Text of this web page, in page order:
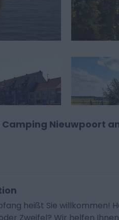
Nieuwpoort
heißt Sie willkommen!